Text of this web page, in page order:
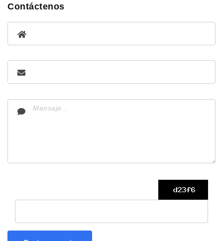
Contáctenos